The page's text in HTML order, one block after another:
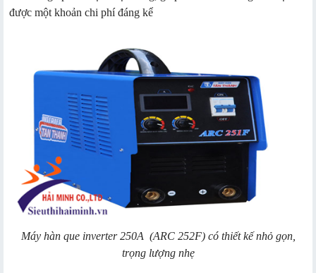
được một khoản chi phí đáng kể
Máy hàn que inverter 250A (ARC 252F) có thiết kế nhỏ gọn,
trọng lượng nhẹ